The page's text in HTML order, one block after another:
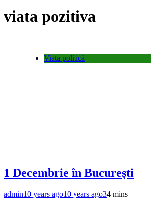
viata pozitiva
Viata politică
1 Decembrie în Bucureşti
admin10 years ago10 years ago34 mins